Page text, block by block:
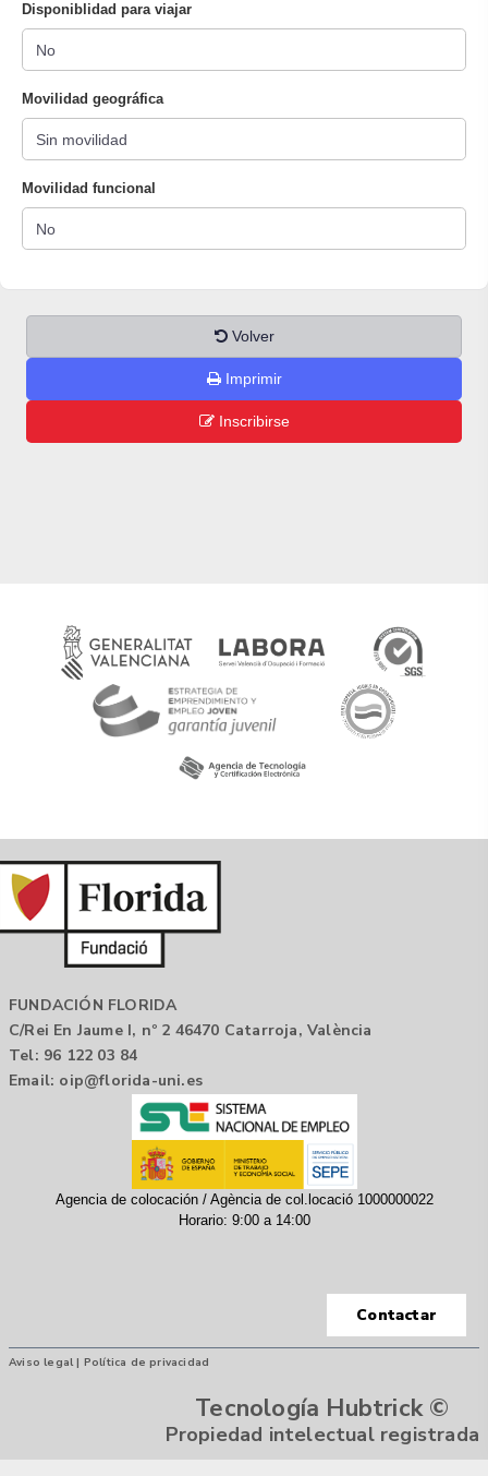
Disponiblidad para viajar
Movilidad geográfica
Movilidad funcional
Volver
Imprimir
Inscribirse
FUNDACIÓN FLORIDA
C/Rei En Jaume I, nº 2 46470 Catarroja, València
Tel: 96 122 03 84
Email: oip@florida-uni.es
Agencia de colocación / Agència de col.locació 1000000022
Horario: 9:00 a 14:00
Contactar
Aviso legal | Política de privacidad
Tecnología Hubtrick ©
Propiedad intelectual registrada